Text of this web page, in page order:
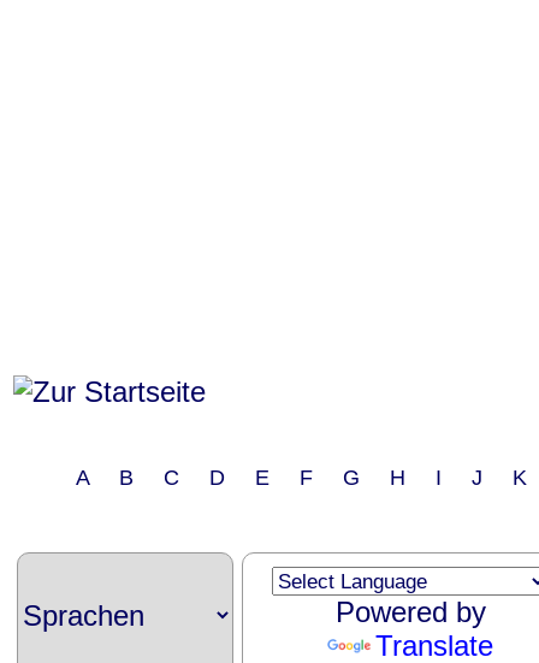
A B C D E F G H I J
Powered by
Translate